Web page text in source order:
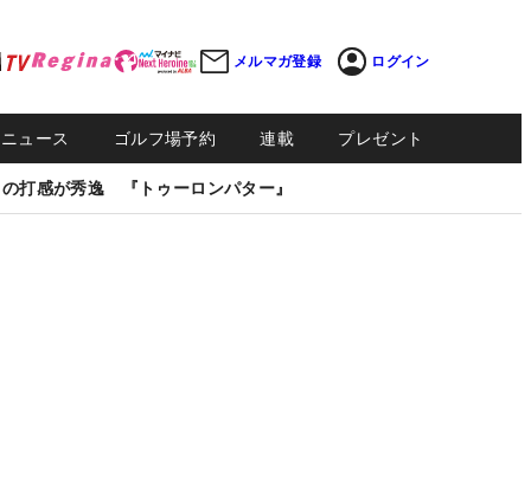
メルマガ登録 ログイン
ュース ゴルフ場予約 連載 プレゼント
打感が秀逸 『トゥーロンパター』